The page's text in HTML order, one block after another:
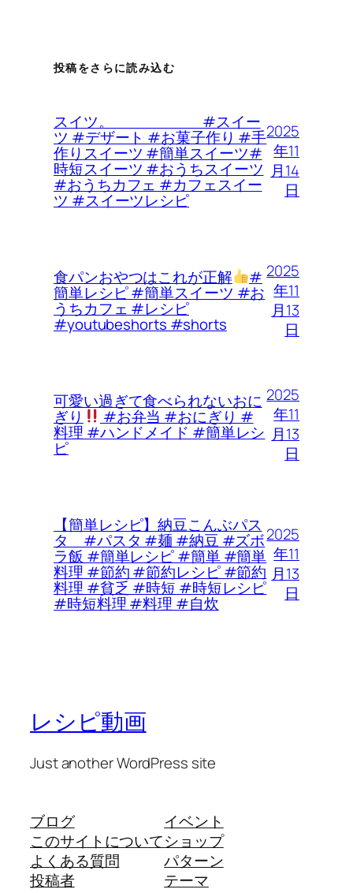
投稿をさらに読み込む
スイツ。 #スイー
ツ #デザート #お菓子作り #手
作りスイーツ #簡単スイーツ#
時短スイーツ #おうちスイーツ
#おうちカフェ #カフェスイー
ツ #スイーツレシピ
2025
年11
月14
日
食パンおやつはこれが正解 #
簡単レシピ #簡単スイーツ #お
うちカフェ #レシピ
#youtubeshorts #shorts
2025
年11
月13
日
可愛い過ぎて食べられないおに
ぎり #お弁当 #おにぎり #
料理 #ハンドメイド #簡単レシ
ピ
2025
年11
月13
日
【簡単レシピ】納豆こんぶパス
タ #パスタ #麺 #納豆 #ズボ
ラ飯 #簡単レシピ #簡単 #簡単
料理 #節約 #節約レシピ #節約
料理 #貧乏 #時短 #時短レシピ
#時短料理 #料理 #自炊
2025
年11
月13
日
レシピ動画
Just another WordPress site
ブログ
このサイトについて
よくある質問
投稿者
イベント
ショップ
パターン
テーマ